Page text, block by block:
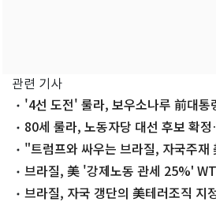
관련 기사
'4선 도전' 룰라, 보우소나루 前대
조사80세 룰라, 노동자당 대선 후보 확
"트럼프와 싸우는 브라질, 자국주재
중"브라질, 美 '강제노동 관세 25%'
청 브라질, 자국 갱단의 美테러조직 지